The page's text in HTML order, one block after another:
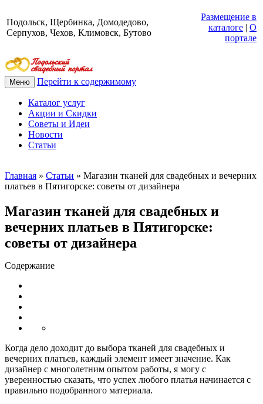
Подольск, Щербинка, Домодедово,
Серпухов, Чехов, Климовск, Бутово
Размещение в
каталоге | О
портале
Меню Перейти к содержимому
Каталог услуг
Акции и Скидки
Советы и Идеи
Новости
Статьи
Главная » Статьи » Магазин тканей для свадебных и вечерних
платьев в Пятигорске: советы от дизайнера
Магазин тканей для свадебных и
вечерних платьев в Пятигорске:
советы от дизайнера
Содержание
Когда дело доходит до выбора тканей для свадебных и
вечерних платьев, каждый элемент имеет значение. Как
дизайнер с многолетним опытом работы, я могу с
уверенностью сказать, что успех любого платья начинается с
правильно подобранного материала.